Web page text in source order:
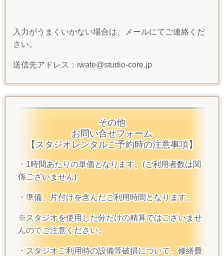
入力がうまくいかない場合は、メールにてご連絡くだ
さい。
送信先アドレス： iwate@studio-core.jp
その他
お問い合せフォーム
【スタジオレンタルご予約時の注意事項】
・1時間あたりの単価となります。(ご利用者数は関
係ございません)
・準備、片付けを含んだご利用時間となります。
※スタジオを使用した分だけの精算ではございませ
んのでご注意ください。
・スタジオご利用時の設備等破損について、修繕費